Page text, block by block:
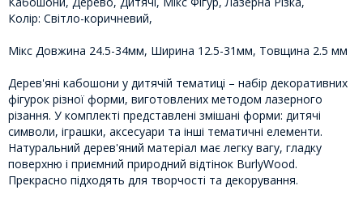
Колір: Світло-коричневий,
Мікс Довжина 24.5-34мм, Ширина 12.5-31мм, Товщина 2.5 мм
Дерев'яні кабошони у дитячій тематиці – набір декоративних
фігурок різної форми, виготовлених методом лазерного
різання. У комплекті представлені змішані форми: дитячі
символи, іграшки, аксесуари та інші тематичні елементи.
Натуральний дерев'яний матеріал має легку вагу, гладку
поверхню і приємний природний відтінок BurlyWood.
Прекрасно підходять для творчості та декорування.